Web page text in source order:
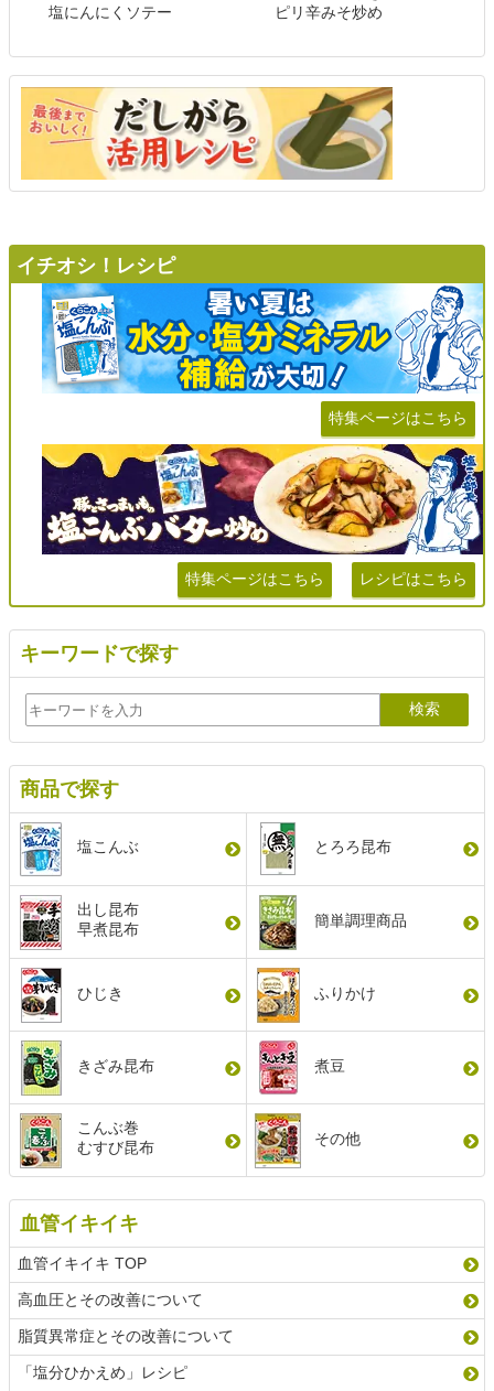
塩にんにくソテー
ピリ辛みそ炒め
イチオシ！レシピ
特集ページはこちら
特集ページはこちら レシピはこちら
キーワードで探す
商品で探す
塩こんぶ とろろ昆布
出し昆布
早煮昆布
簡単調理商品
ひじき ふりかけ
きざみ昆布 煮豆
こんぶ巻
むすび昆布
その他
血管イキイキ
血管イキイキ TOP
高血圧とその改善について
脂質異常症とその改善について
「塩分ひかえめ」レシピ